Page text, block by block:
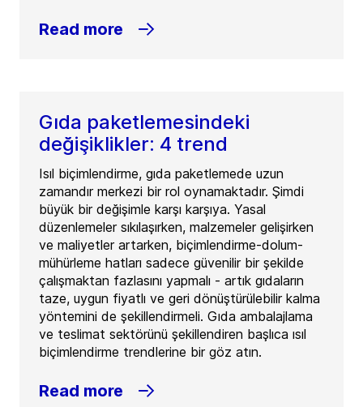
Read more
Gıda paketlemesindeki
değişiklikler: 4 trend
Isıl biçimlendirme, gıda paketlemede uzun
zamandır merkezi bir rol oynamaktadır. Şimdi
büyük bir değişimle karşı karşıya. Yasal
düzenlemeler sıkılaşırken, malzemeler gelişirken
ve maliyetler artarken, biçimlendirme-dolum-
mühürleme hatları sadece güvenilir bir şekilde
çalışmaktan fazlasını yapmalı - artık gıdaların
taze, uygun fiyatlı ve geri dönüştürülebilir kalma
yöntemini de şekillendirmeli. Gıda ambalajlama
ve teslimat sektörünü şekillendiren başlıca ısıl
biçimlendirme trendlerine bir göz atın.
Read more